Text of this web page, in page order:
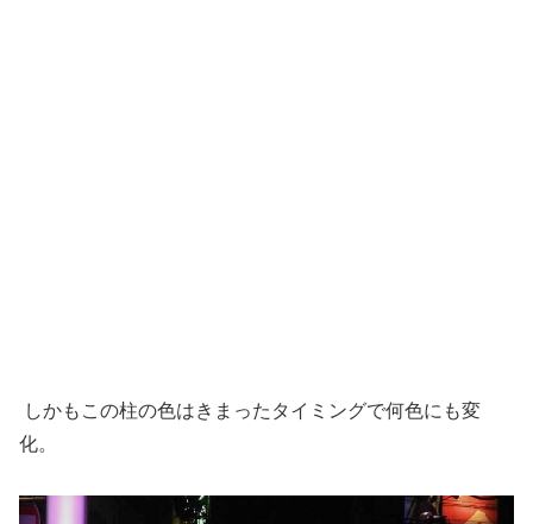
しかもこの柱の色はきまったタイミングで何色にも変
化。